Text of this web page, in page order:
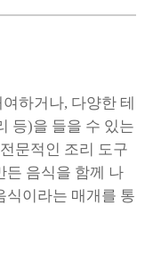
하거나, 다양한 테
등)을 들을 수 있는
문적인 조리 도구
든 음식을 함께 나
식이라는 매개를 통